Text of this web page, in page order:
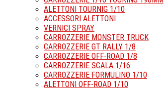
ALETTONI TOURNIG 1/10
ACCESSORI ALETTONI
VERNICI SPRAY
CARROZZERIE MONSTER TRUCK
CARROZZERIE GT RALLY 1/8
CARROZZERIE OFF-ROAD 1/8
CARROZZERIE SCALA 1/16
CARROZZERIE FORMULINO 1/10
ALETTONI OFF-ROAD 1/10